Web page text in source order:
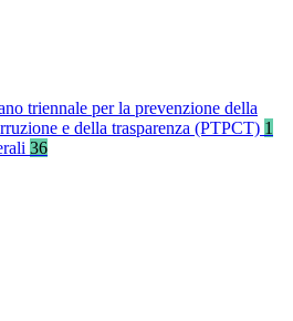
triennale per la prevenzione della
e della trasparenza (PTPCT) 1
36